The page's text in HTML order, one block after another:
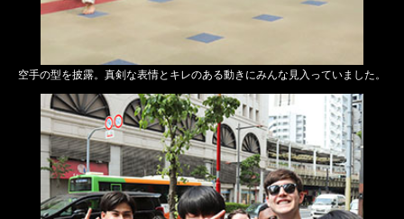
空手の型を披露。真剣な表情とキレのある動きにみんな見入っていました。